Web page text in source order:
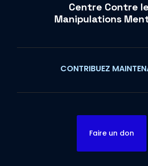
Centre Contre
Manipulations
CONTRIBUEZ
Faire un don